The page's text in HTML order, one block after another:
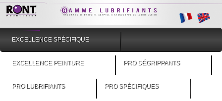
EXCELLENCE SPÉCIFIQUE
EXCELLENCE PEINTURE PRO DÉGRIPPANTS
PRO LUBRIFIANTS PRO SPÉCIFIQUES